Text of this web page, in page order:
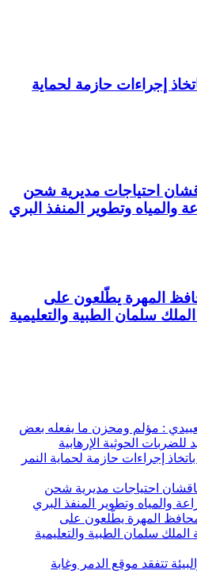
إجراءات حازمة لحماية
احتياجات مديرية شحن
والمياه وتطوير المنفذ البري
المهرة يطّلعون على
الملك سلمان الطبية والتعليمية
: مؤلم ومحزن ما يفعله بعض
للضربات الحوثية الإرهابية
باتخاذ إجراءات حازمة لحماية النمر
احتياجات مديرية شحن
والمياه وتطوير المنفذ البري
المهرة يطّلعون على
الملك سلمان الطبية والتعليمية
تتفقد موقع الدمر وغابة